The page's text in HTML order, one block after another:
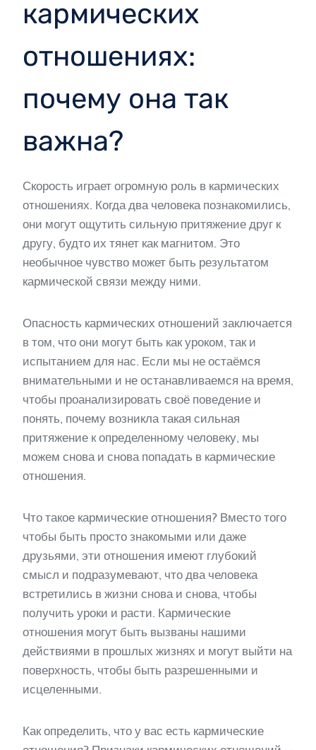
кармических
отношениях:
почему она так
важна?
Скорость играет огромную роль в кармических
отношениях. Когда два человека познакомились,
они могут ощутить сильную притяжение друг к
другу, будто их тянет как магнитом. Это
необычное чувство может быть результатом
кармической связи между ними.
Опасность кармических отношений заключается
в том, что они могут быть как уроком, так и
испытанием для нас. Если мы не остаёмся
внимательными и не останавливаемся на время,
чтобы проанализировать своё поведение и
понять, почему возникла такая сильная
притяжение к определенному человеку, мы
можем снова и снова попадать в кармические
отношения.
Что такое кармические отношения? Вместо того
чтобы быть просто знакомыми или даже
друзьями, эти отношения имеют глубокий
смысл и подразумевают, что два человека
встретились в жизни снова и снова, чтобы
получить уроки и расти. Кармические
отношения могут быть вызваны нашими
действиями в прошлых жизнях и могут выйти на
поверхность, чтобы быть разрешенными и
исцеленными.
Как определить, что у вас есть кармические